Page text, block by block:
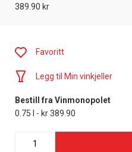
389.90 kr
Favoritt
Legg til Min vinkjeller
Bestill fra Vinmonopolet
0.75 l - kr 389.90